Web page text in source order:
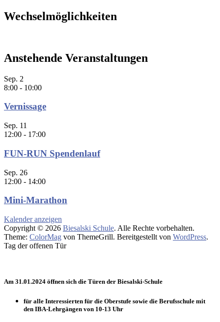
Wechselmöglichkeiten
Anstehende Veranstaltungen
Sep. 2
8:00 - 10:00
Vernissage
Sep. 11
12:00 - 17:00
FUN-RUN Spendenlauf
Sep. 26
12:00 - 14:00
Mini-Marathon
Kalender anzeigen
Copyright © 2026 Biesalski Schule. Alle Rechte vorbehalten.
Theme: ColorMag von ThemeGrill. Bereitgestellt von WordPress.
Tag der offenen Tür
Am 31.01.2024 öffnen sich die Türen der Biesalski-Schule
für alle Interessierten für die Oberstufe sowie die Berufsschule mit
den IBA-Lehrgängen von 10-13 Uhr